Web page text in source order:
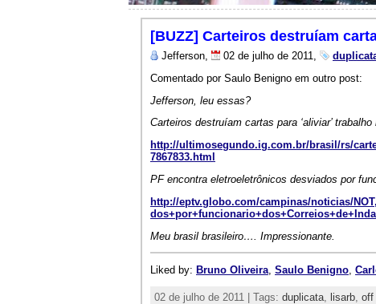
[BUZZ] Carteiros destruíam
Jefferson, 02 de julho de 2011,
Comentado por Saulo Benigno em outro post:
Jefferson, leu essas?
Carteiros destruíam cartas para ‘aliviar’
http://ultimosegundo.ig.com.br/brasil/rs/
7867833.html
PF encontra eletroeletrônicos desviados por
http://eptv.globo.com/campinas/noticias/
Meu brasil brasileiro…. Impressionante.
Liked by: Bruno Oliveira, Saulo Benigno,
02 de julho de 2011 | Tags: duplicata lisarb off